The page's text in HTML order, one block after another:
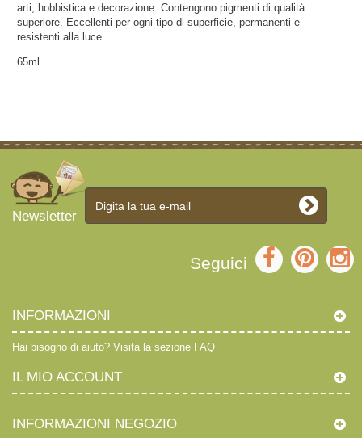
arti, hobbistica e decorazione. Contengono pigmenti di qualità
superiore. Eccellenti per ogni tipo di superficie, permanenti e
resistenti alla luce.
65ml
Newsletter
Seguici
INFORMAZIONI
Hai bisogno di aiuto? Visita la sezione FAQ
IL MIO ACCOUNT
INFORMAZIONI NEGOZIO